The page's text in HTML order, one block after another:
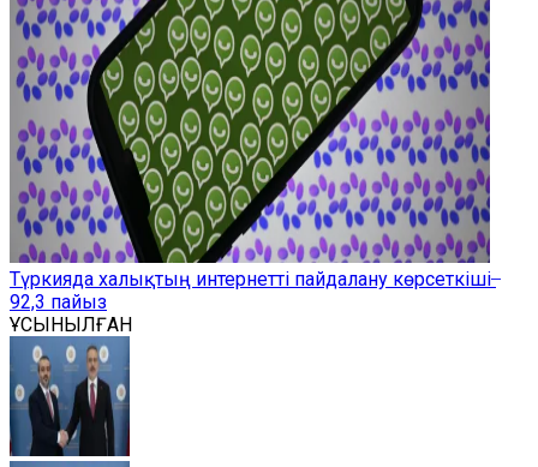
Түркияда халықтың интернетті пайдалану көрсеткіші ̶
92,3 пайыз
ҰСЫНЫЛҒАН